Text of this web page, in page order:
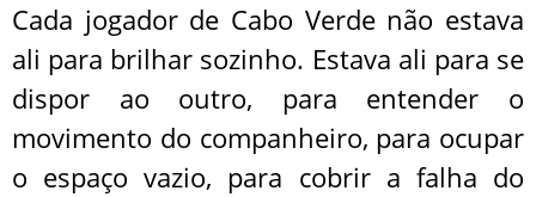
Cada jogador de Cabo Verde não estava
ali para brilhar sozinho. Estava ali para se
dispor ao outro, para entender o
movimento do companheiro, para ocupar
o espaço vazio, para cobrir a falha do